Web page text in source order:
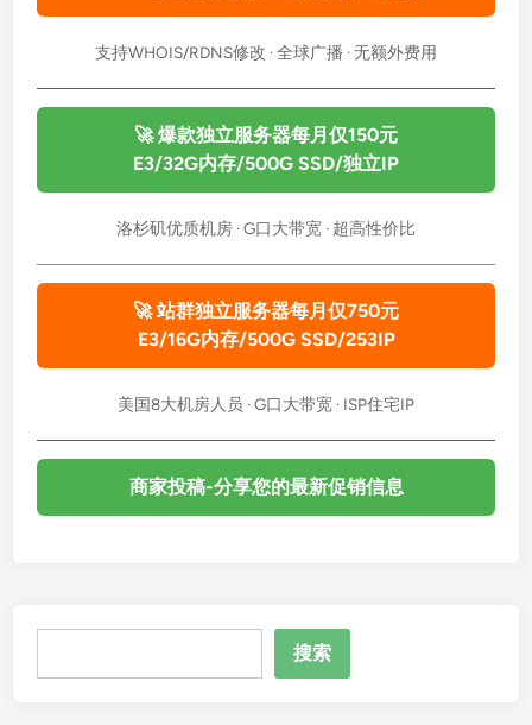
支持WHOIS/RDNS修改 · 全球广播 · 无额外费用
🚀 爆款独立服务器每月仅150元
E3/32G内存/500G SSD/独立IP
洛杉矶优质机房 · G口大带宽 · 超高性价比
🚀 站群独立服务器每月仅750元
E3/16G内存/500G SSD/253IP
美国8大机房人员 · G口大带宽 · ISP住宅IP
商家投稿-分享您的最新促销信息
搜索